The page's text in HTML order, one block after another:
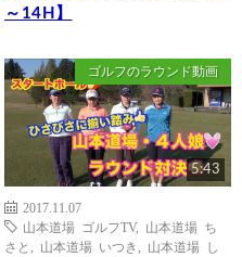
～14H】
ゴルフのラウンド動画
5:43
2017.11.07
山本道場 ゴルフTV, 山本道場 ち
さと
山本道場 いつき
山本道場 し